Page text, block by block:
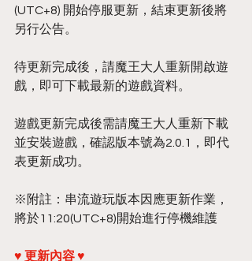
(UTC+8) 開始停服更新，結束更新後將
另行公告。
待更新完成後，請魔王大人重新開啟遊
戲，即可下載最新的遊戲資料。
遊戲更新完成後需請魔王大人重新下載
並安裝遊戲，確認版本號為2.0.1，即代
表更新成功。
※附註：串流遊玩版本因應更新作業，
將於11:20(UTC+8)開始進行停機維護
♥ 更新內容 ♥